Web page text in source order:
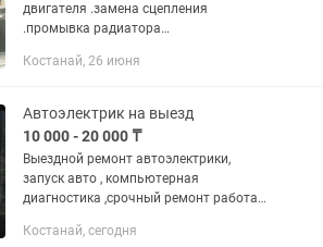
двигателя .замена сцепления
.промывка радиатора
другое. БЕЗ ВЫХОДНЫХ. .
Костанай, 26 июня
Автоэлектрик на выезд
10 000 - 20 000 ₸
Выездной ремонт автоэлектрики,
запуск авто , компьютерная
диагностика ,срочный ремонт работаю
Костанай, сегодня